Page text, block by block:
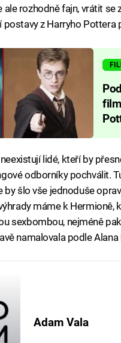
ale rozhodně fajn, vrátit
postavy z Harryho Pottera
lidé, kteří by
odborníky pochválit.
by šlo vše jednoduše
máme k Hermioně,
sexbombou, nejméně
namalovala podle Alana
Adam Vala